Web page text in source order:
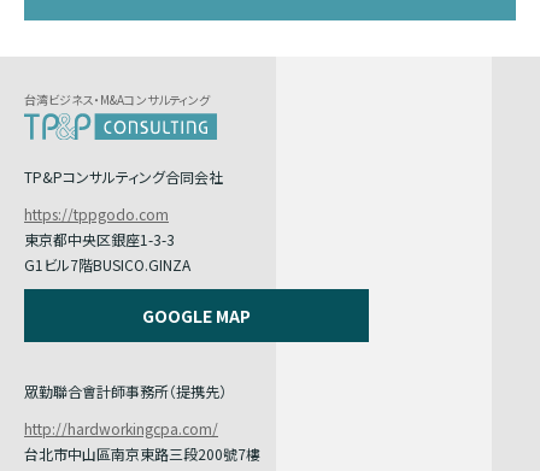
台湾ビジネス・M&Aコンサルティング
TP&Pコンサルティング合同会社
https://tppgodo.com
東京都中央区銀座1-3-3
G1ビル7階BUSICO.GINZA
GOOGLE MAP
眾勤聯合會計師事務所（提携先）
http://hardworkingcpa.com/
台北市中山區南京東路三段200號7樓